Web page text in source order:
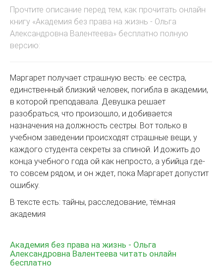
Прочтите описание перед тем, как прочитать онлайн
книгу «Академия без права на жизнь - Ольга
Александровна Валентеева» бесплатно полную
версию:
Маргарет получает страшную весть: ее сестра,
единственный близкий человек, погибла в академии,
в которой преподавала. Девушка решает
разобраться, что произошло, и добивается
назначения на должность сестры. Вот только в
учебном заведении происходят страшные вещи, у
каждого студента секреты за спиной. И дожить до
конца учебного года ой как непросто, а убийца где-
то совсем рядом, и он ждет, пока Маргарет допустит
ошибку.
В тексте есть: тайны, расследование, тёмная
академия
Академия без права на жизнь - Ольга
Александровна Валентеева читать онлайн
бесплатно